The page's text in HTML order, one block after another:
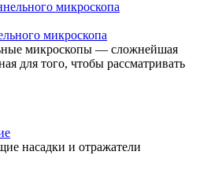
микроскопа
микроскопы — сложнейшая
для того, чтобы рассматривать
насадки и отражатели